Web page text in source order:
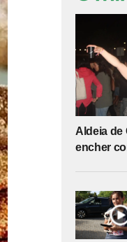
Aldeia de
encher